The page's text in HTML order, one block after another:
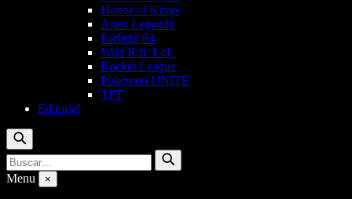
Honor of Kings
Apex Legends
Farlight 84
Wild Rift: LoL
Rocket League
Pokémon UNITE
TFT
Editorial
Buscar
Buscar
por:
Buscar
Menu ×